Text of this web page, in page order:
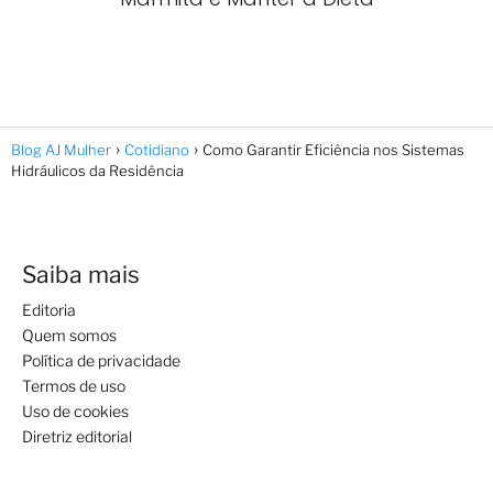
Blog AJ Mulher Cotidiano
Como Garantir Eficiência nos Sistemas
Hidráulicos da Residência
Saiba mais
Editoria
Quem somos
Política de privacidade
Termos de uso
Uso de cookies
Diretriz editorial